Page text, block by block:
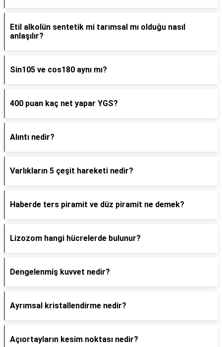
Etil alkolün sentetik mi tarımsal mı olduğu nasıl
anlaşılır?
Sin105 ve cos180 aynı mı?
400 puan kaç net yapar YGS?
Alıntı nedir?
Varlıkların 5 çeşit hareketi nedir?
Haberde ters piramit ve düz piramit ne demek?
Lizozom hangi hücrelerde bulunur?
Dengelenmiş kuvvet nedir?
Ayrımsal kristallendirme nedir?
Açıortayların kesim noktası nedir?